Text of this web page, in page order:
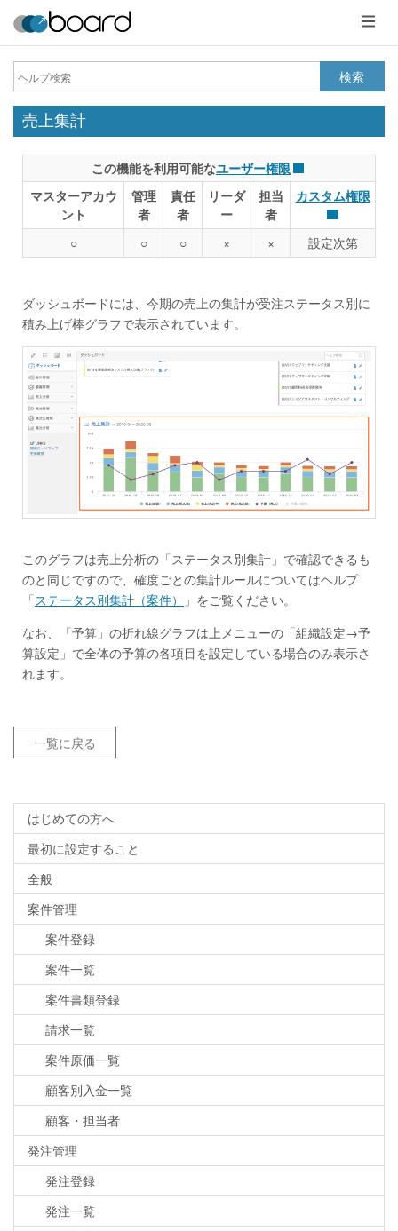
メ
ニ
ュ
ー
検索
売上集計
この機能を利用可能なユーザー権限
マスターアカウ
ント
管理
者
責任
者
リーダ
ー
担当
者
カスタム権限
○ ○ ○ × × 設定次第
ダッシュボードには、今期の売上の集計が受注ステータス別に
積み上げ棒グラフで表示されています。
このグラフは売上分析の「ステータス別集計」で確認できるも
のと同じですので、確度ごとの集計ルールについてはヘルプ
「ステータス別集計（案件）
」をご覧ください。
なお、「予算」の折れ線グラフは上メニューの「組織設定→予
算設定」で全体の予算の各項目を設定している場合のみ表示さ
れます。
一覧に戻る
はじめての方へ
最初に設定すること
全般
案件管理
案件登録
案件一覧
案件書類登録
請求一覧
案件原価一覧
顧客別入金一覧
顧客・担当者
発注管理
発注登録
発注一覧